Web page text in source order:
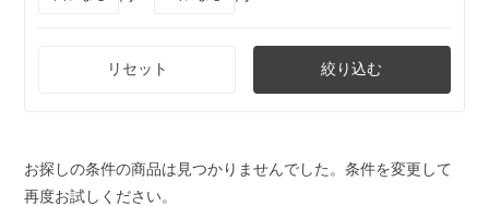
リセット 絞り込む
お探しの条件の商品は見つかりませんでした。条件を変更して
再度お試しください。